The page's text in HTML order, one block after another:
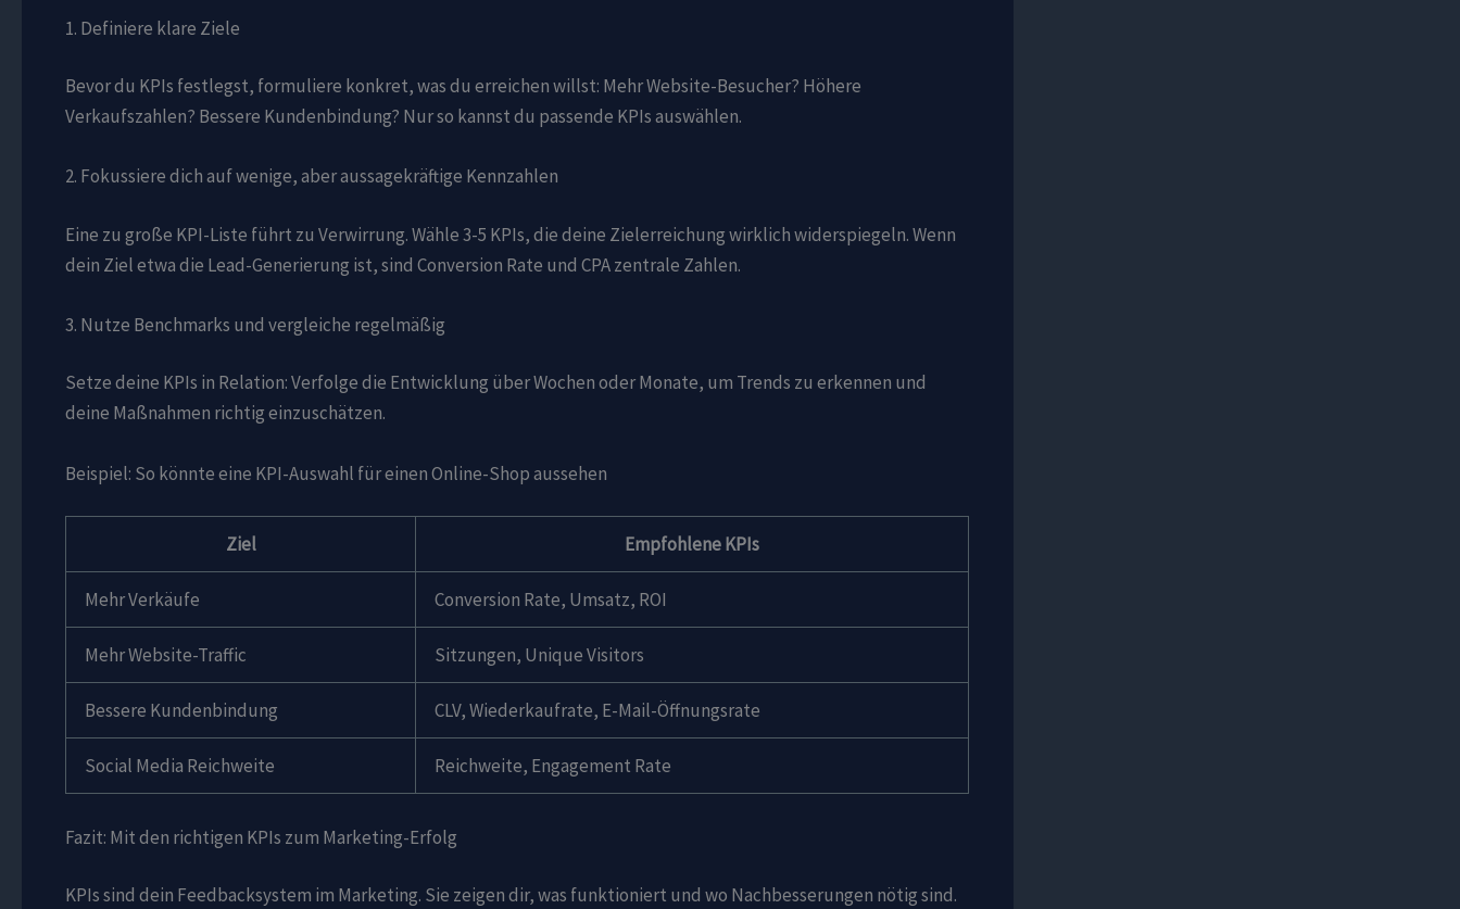
1. Definiere klare Ziele
Bevor du KPIs festlegst, formuliere konkret, was du erreichen willst: Mehr Website-Besucher? Höhere
Verkaufszahlen? Bessere Kundenbindung? Nur so kannst du passende KPIs auswählen.
2. Fokussiere dich auf wenige, aber aussagekräftige Kennzahlen
Eine zu große KPI-Liste führt zu Verwirrung. Wähle 3-5 KPIs, die deine Zielerreichung wirklich widerspiegeln. Wenn
dein Ziel etwa die Lead-Generierung ist, sind Conversion Rate und CPA zentrale Zahlen.
3. Nutze Benchmarks und vergleiche regelmäßig
Setze deine KPIs in Relation: Verfolge die Entwicklung über Wochen oder Monate, um Trends zu erkennen und
deine Maßnahmen richtig einzuschätzen.
Beispiel: So könnte eine KPI-Auswahl für einen Online-Shop aussehen
Ziel Empfohlene KPIs
Mehr Verkäufe Conversion Rate, Umsatz, ROI
Mehr Website-Traffic Sitzungen, Unique Visitors
Bessere Kundenbindung CLV, Wiederkaufrate, E-Mail-Öffnungsrate
Social Media Reichweite Reichweite, Engagement Rate
Fazit: Mit den richtigen KPIs zum Marketing-Erfolg
KPIs sind dein Feedbacksystem im Marketing. Sie zeigen dir, was funktioniert und wo Nachbesserungen nötig sind.